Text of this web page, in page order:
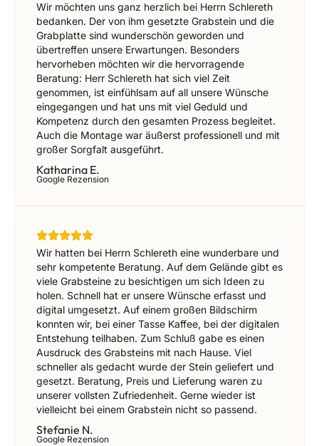
Wir möchten uns ganz herzlich bei Herrn Schlereth
bedanken. Der von ihm gesetzte Grabstein und die
Grabplatte sind wunderschön geworden und
übertreffen unsere Erwartungen. Besonders
hervorheben möchten wir die hervorragende
Beratung: Herr Schlereth hat sich viel Zeit
genommen, ist einfühlsam auf all unsere Wünsche
eingegangen und hat uns mit viel Geduld und
Kompetenz durch den gesamten Prozess begleitet.
Auch die Montage war äußerst professionell und mit
großer Sorgfalt ausgeführt.
Katharina E.
Google Rezension
Wir hatten bei Herrn Schlereth eine wunderbare und
sehr kompetente Beratung. Auf dem Gelände gibt es
viele Grabsteine zu besichtigen um sich Ideen zu
holen. Schnell hat er unsere Wünsche erfasst und
digital umgesetzt. Auf einem großen Bildschirm
konnten wir, bei einer Tasse Kaffee, bei der digitalen
Entstehung teilhaben. Zum Schluß gabe es einen
Ausdruck des Grabsteins mit nach Hause. Viel
schneller als gedacht wurde der Stein geliefert und
gesetzt. Beratung, Preis und Lieferung waren zu
unserer vollsten Zufriedenheit. Gerne wieder ist
vielleicht bei einem Grabstein nicht so passend.
Stefanie N.
Google Rezension